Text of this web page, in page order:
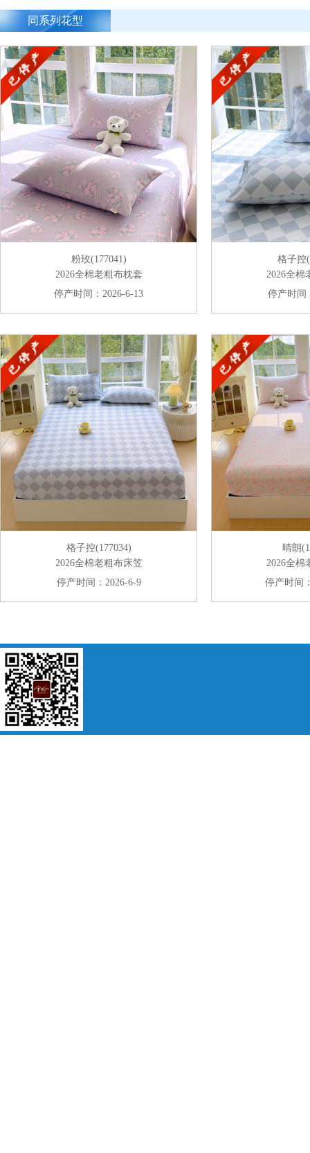
同系列花型
粉玫(177041)
2026全棉老粗布枕套
停产时间：2026-6-13
格子控
2026全棉
停产时间
格子控(177034)
2026全棉老粗布床笠
停产时间：2026-6-9
晴朗
2026全棉
停产时间